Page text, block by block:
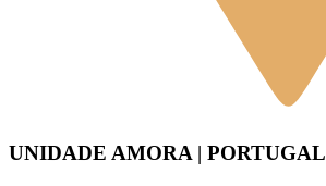
UNIDADE AMORA | PORTUGAL